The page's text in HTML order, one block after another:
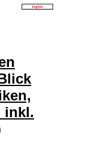
inkl.